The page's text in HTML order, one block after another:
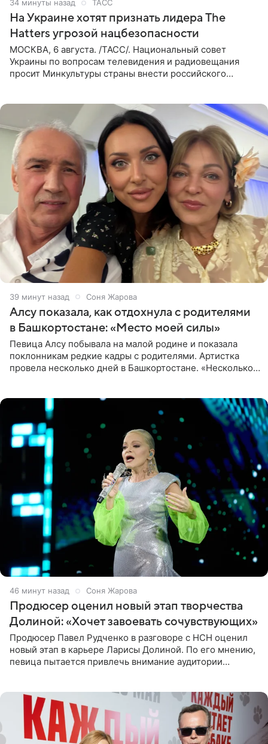
34 минуты назад ТАСС
На Украине хотят признать лидера The
Hatters угрозой нацбезопасности
МОСКВА, 6 августа. /ТАСС/. Национальный совет
Украины по вопросам телевидения и радиовещания
просит Минкультуры страны внести российского
39 минут назад Соня Жарова
Алсу показала, как отдохнула с родителями
в Башкортостане: «Место моей силы»
Певица Алсу побывала на малой родине и показала
поклонникам редкие кадры с родителями. Артистка
провела несколько дней в Башкортостане. «Несколько
46 минут назад Соня Жарова
Продюсер оценил новый этап творчества
Долиной: «Хочет завоевать сочувствующих»
Продюсер Павел Рудченко в разговоре с НСН оценил
новый этап в карьере Ларисы Долиной. По его мнению,
певица пытается привлечь внимание аудитории